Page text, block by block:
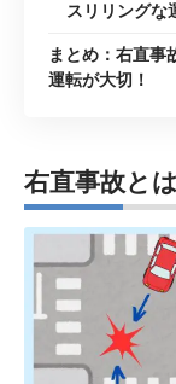
スリリングな
まとめ：右直事
運転が大切！
右直事故とは